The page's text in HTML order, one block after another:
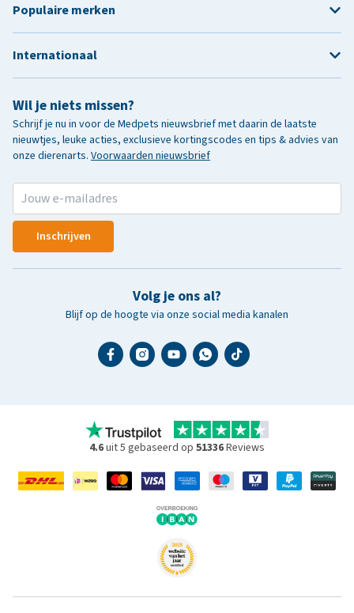
Wil je niets missen?
Schrijf je nu in voor de Medpets nieuwsbrief met daarin de laatste
nieuwtjes, leuke acties, exclusieve kortingscodes en tips & advies van
onze dierenarts. Voorwaarden nieuwsbrief
Inschrijven
Volg je ons al?
Blijf op de hoogte via onze social media kanalen
Populaire merken
Internationaal
4.6uit 5 gebaseerd op 51336Reviews